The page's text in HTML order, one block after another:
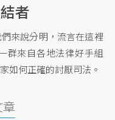
者
來說分明，流言在這裡
群來自各地法律好手組
如何正確的討厭司法。